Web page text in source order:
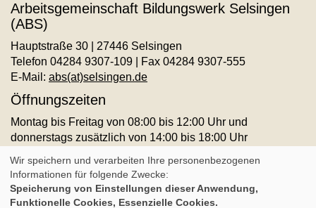
Arbeitsgemeinschaft Bildungswerk Selsingen
(ABS)
Hauptstraße 30 | 27446 Selsingen
Telefon 04284 9307-109 | Fax 04284 9307-555
E-Mail: abs(at)selsingen.de
Öffnungszeiten
Montag bis Freitag von 08:00 bis 12:00 Uhr und
donnerstags zusätzlich von 14:00 bis 18:00 Uhr
AGB
Impressum Datenschutz Widerruf
Cookie Einstellungen
Wir speichern und verarbeiten Ihre personenbezogenen
Informationen für folgende Zwecke:
Speicherung von Einstellungen dieser Anwendung,
Funktionelle Cookies, Essenzielle Cookies.